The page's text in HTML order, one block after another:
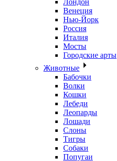
Лондон
Венеция
Нью-Йорк
Россия
Италия
Мосты
Городские арты
Животные
Бабочки
Волки
Кошки
Лебеди
Леопарды
Лошади
Слоны
Тигры
Собаки
Попугаи